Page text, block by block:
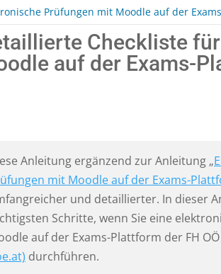
Prüfungen mit Moodle auf der
Checkliste
auf der Exams-
Anleitung ergänzend zur Anleitung „
mit Moodle auf der Exams-
und detaillierter. In dieser
Schritte, wenn Sie eine
auf der Exams-Plattform der FH OÖ
durchführen.